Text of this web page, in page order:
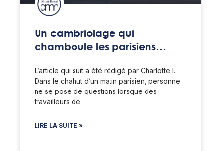
Un cambriolage qui
chamboule les parisiens…
L’article qui suit a été rédigé par Charlotte I.
Dans le chahut d’un matin parisien, personne
ne se pose de questions lorsque des
travailleurs de
LIRE LA SUITE »